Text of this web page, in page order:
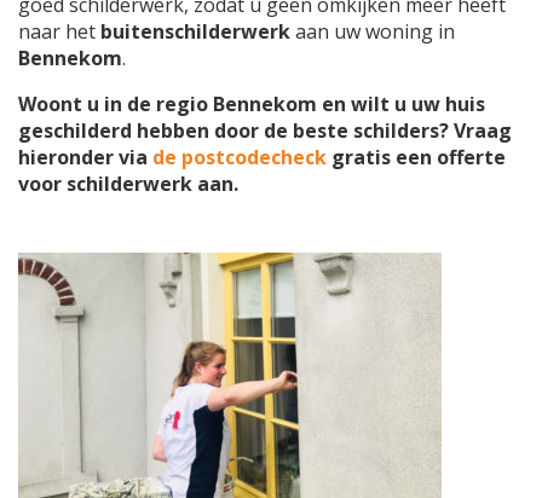
naar het buitenschilderwerkaan uw woning in
Bennekom.
Woont u in de regio Bennekom en wilt u uw huis
geschilderd hebben door de beste schilders? Vraag
hieronder via de postcodecheck gratis een offerte
voor schilderwerk aan.